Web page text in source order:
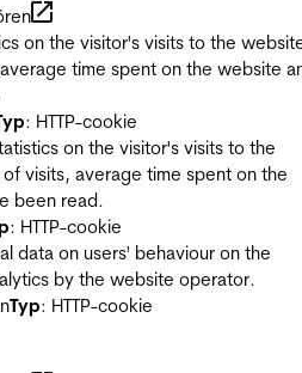
on the visitor's visits to the
time spent on the website
: HTTP-cookie
on the visitor's visits to the
visits, average time spent on the
been read.
: HTTP-cookie
data on users' behaviour on the
by the website operator.
Typ: HTTP-cookie